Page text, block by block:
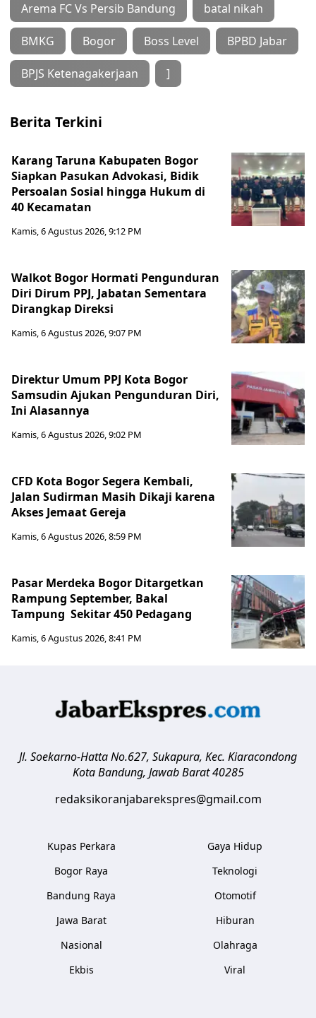
Arema FC Vs Persib Bandung batal nikah
BMKG Bogor Boss Level BPBD Jabar
BPJS Ketenagakerjaan ]
Berita Terkini
Karang Taruna Kabupaten Bogor
Siapkan Pasukan Advokasi, Bidik
Persoalan Sosial hingga Hukum di
40 Kecamatan
Kamis, 6 Agustus 2026, 9:12 PM
Walkot Bogor Hormati Pengunduran
Diri Dirum PPJ, Jabatan Sementara
Dirangkap Direksi
Kamis, 6 Agustus 2026, 9:07 PM
Direktur Umum PPJ Kota Bogor
Samsudin Ajukan Pengunduran Diri,
Ini Alasannya
Kamis, 6 Agustus 2026, 9:02 PM
CFD Kota Bogor Segera Kembali,
Jalan Sudirman Masih Dikaji karena
Akses Jemaat Gereja
Kamis, 6 Agustus 2026, 8:59 PM
Pasar Merdeka Bogor Ditargetkan
Rampung September, Bakal
Tampung Sekitar 450 Pedagang
Kamis, 6 Agustus 2026, 8:41 PM
Jl. Soekarno-Hatta No.627, Sukapura, Kec. Kiaracondong
Kota Bandung, Jawab Barat 40285
redaksikoranjabarekspres@gmail.com
Kupas Perkara
Bogor Raya
Bandung Raya
Jawa Barat
Nasional
Ekbis
Gaya Hidup
Teknologi
Otomotif
Hiburan
Olahraga
Viral